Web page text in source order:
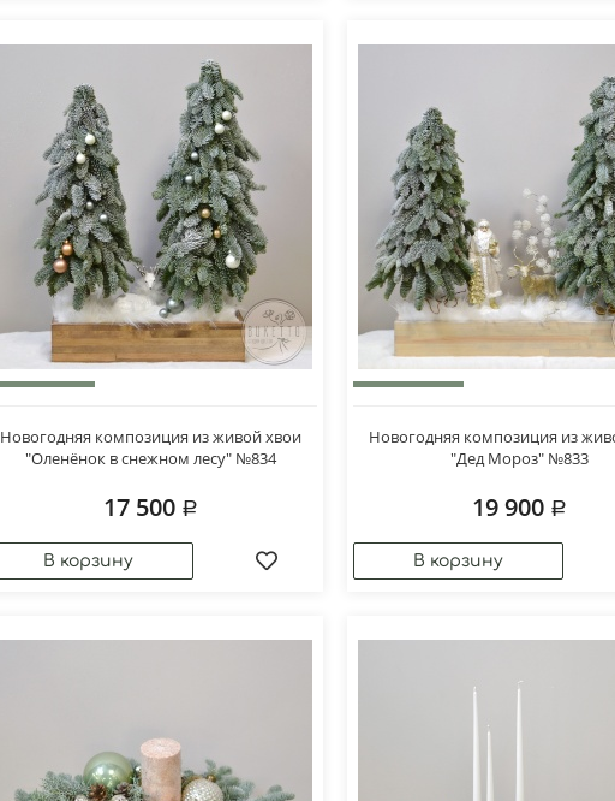
Новогодняя композиция из живой хвои
"Оленёнок в снежном лесу" №834
17 500
Новогодняя композиция из
"Дед Мороз" №833
19 900